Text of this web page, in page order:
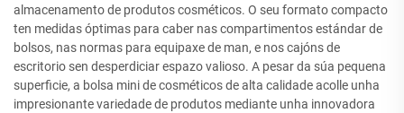
almacenamento de produtos cosméticos. O seu formato compacto
ten medidas óptimas para caber nas compartimentos estándar de
bolsos, nas normas para equipaxe de man, e nos cajóns de
escritorio sen desperdiciar espazo valioso. A pesar da súa pequena
superficie, a bolsa mini de cosméticos de alta calidade acolle unha
impresionante variedade de produtos mediante unha innovadora